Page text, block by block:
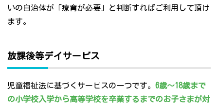
いの自治体が「療育が必要」と判断すればご利用して頂け
ます。
放課後等デイサービス
児童福祉法に基づくサービスの一つです。 6歳～18歳まで
の小学校入学から高等学校を卒業するまでのお子さまが対